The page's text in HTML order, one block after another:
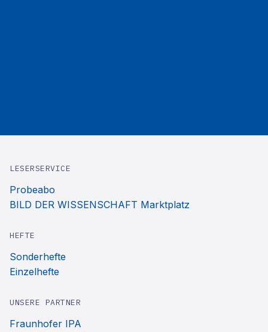
LESERSERVICE
Probeabo
BILD DER WISSENSCHAFT Marktplatz
HEFTE
Sonderhefte
Einzelhefte
UNSERE PARTNER
Fraunhofer IPA